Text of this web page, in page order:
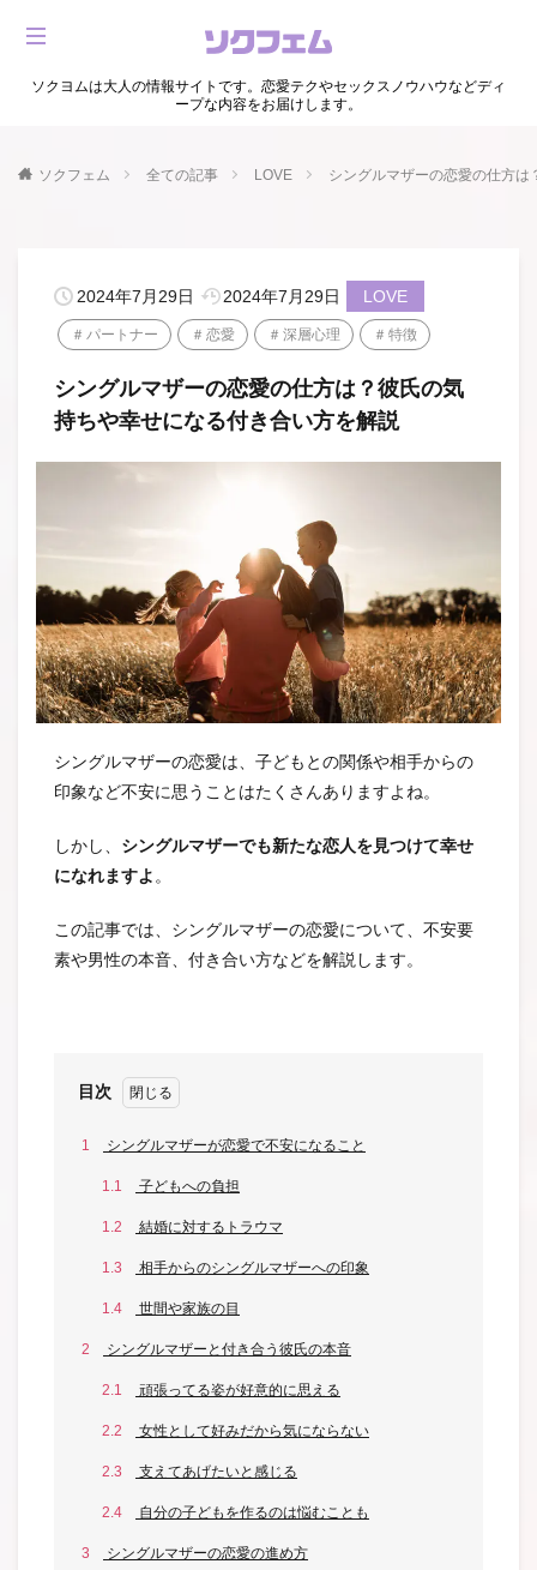
ソクヨムは大人の情報サイトです。恋愛テクやセックスノウハウなどディ
ープな内容をお届けします。
ソクフェム 全ての記事 LOVE シングルマザーの恋愛の仕方
2024年7月29日 2024年7月29日 LOVE
パートナー 恋愛 深層心理 特徴
シングルマザーの恋愛の仕方は？彼氏の気
持ちや幸せになる付き合い方を解説
シングルマザーの恋愛は、子どもとの関係や相手からの
印象など不安に思うことはたくさんありますよね。
しかし、 シングルマザーでも新たな恋人を見つけて幸せ
になれますよ。
この記事では、シングルマザーの恋愛について、不安要
素や男性の本音、付き合い方などを解説します。
目次
1 シングルマザーが恋愛で不安になること
1.1 子どもへの負担
1.2 結婚に対するトラウマ
1.3 相手からのシングルマザーへの印象
1.4 世間や家族の目
2 シングルマザーと付き合う彼氏の本音
2.1 頑張ってる姿が好意的に思える
2.2 女性として好みだから気にならない
2.3 支えてあげたいと感じる
2.4 自分の子どもを作るのは悩むことも
3 シングルマザーの恋愛の進め方